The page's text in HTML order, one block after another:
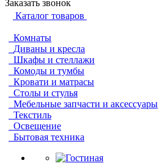
Заказать звонок
Каталог товаров
Комнаты
Диваны и кресла
Шкафы и стеллажи
Комоды и тумбы
Кровати и матрасы
Столы и стулья
Мебельные запчасти и аксессуары
Текстиль
Освещение
Бытовая техника